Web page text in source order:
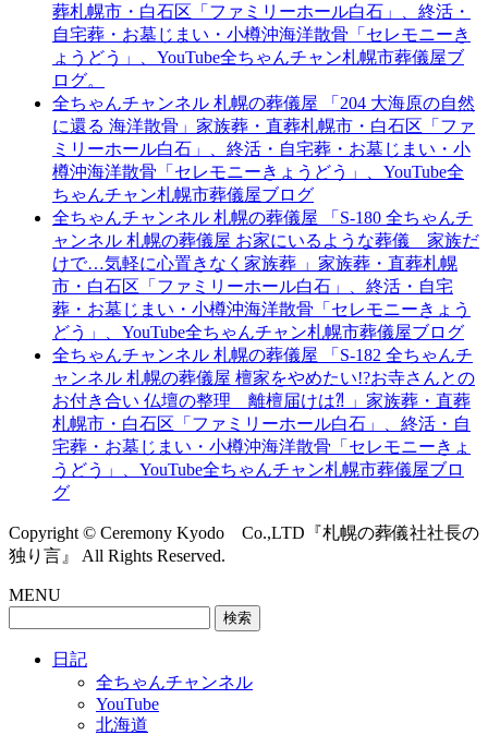
葬札幌市・白石区「ファミリーホール白石」、終活・
自宅葬・お墓じまい・小樽沖海洋散骨「セレモニーき
ょうどう」、YouTube全ちゃんチャン札幌市葬儀屋ブ
ログ。
全ちゃんチャンネル 札幌の葬儀屋 「204 大海原の自然
に還る 海洋散骨」家族葬・直葬札幌市・白石区「ファ
ミリーホール白石」、終活・自宅葬・お墓じまい・小
樽沖海洋散骨「セレモニーきょうどう」、YouTube全
ちゃんチャン札幌市葬儀屋ブログ
全ちゃんチャンネル 札幌の葬儀屋 「S-180 全ちゃんチ
ャンネル 札幌の葬儀屋 お家にいるような葬儀 家族だ
けで…気軽に心置きなく家族葬 」家族葬・直葬札幌
市・白石区「ファミリーホール白石」、終活・自宅
葬・お墓じまい・小樽沖海洋散骨「セレモニーきょう
どう」、YouTube全ちゃんチャン札幌市葬儀屋ブログ
全ちゃんチャンネル 札幌の葬儀屋 「S-182 全ちゃんチ
ャンネル 札幌の葬儀屋 檀家をやめたい!?お寺さんとの
お付き合い 仏壇の整理 離檀届けは⁈ 」家族葬・直葬
札幌市・白石区「ファミリーホール白石」、終活・自
宅葬・お墓じまい・小樽沖海洋散骨「セレモニーきょ
うどう」、YouTube全ちゃんチャン札幌市葬儀屋ブロ
グ
Copyright © Ceremony Kyodo Co.,LTD『札幌の葬儀社社長の
独り言』 All Rights Reserved.
MENU
日記
全ちゃんチャンネル
YouTube
北海道